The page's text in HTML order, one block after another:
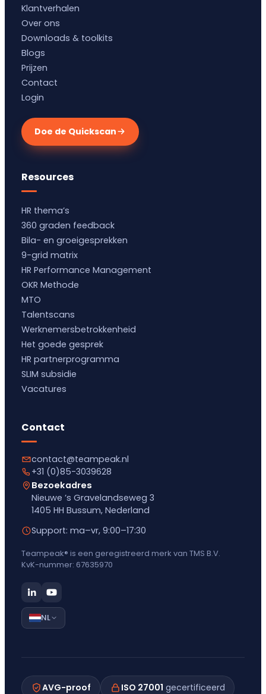
Klantverhalen
Over ons
Downloads & toolkits
Blogs
Prijzen
Contact
Login
Doe de Quickscan
Resources
HR thema’s
360 graden feedback
Bila- en groeigesprekken
9-grid matrix
HR Performance Management
OKR Methode
MTO
Talentscans
Werknemersbetrokkenheid
Het goede gesprek
HR partnerprogramma
SLIM subsidie
Vacatures
Contact
contact@teampeak.nl
+31 (0)85-3039628
Bezoekadres
Nieuwe ’s Gravelandseweg 3
1405 HH Bussum, Nederland
Support: ma–vr, 9:00–17:30
Teampeak® is een geregistreerd merk van TMS B.V.
KvK-nummer: 67635970
NL
AVG-proof ISO 27001 gecertificeerd